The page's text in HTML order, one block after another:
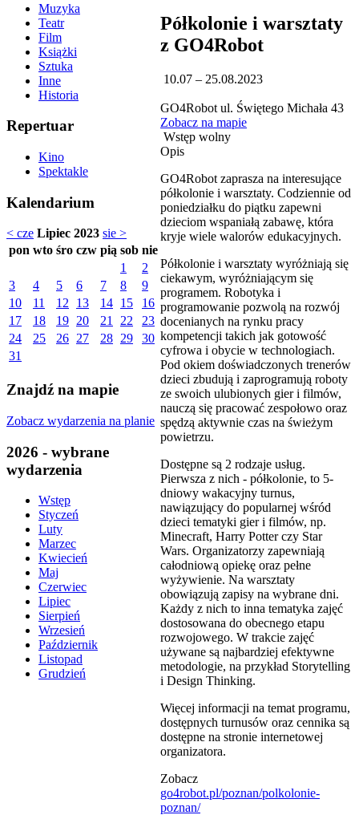
Muzyka
Teatr
Film
Książki
Sztuka
Inne
Historia
Repertuar
Kino
Spektakle
Kalendarium
< cze Lipiec 2023 sie >
pon wto śro czw pią sob nie
1
2
3
4 5 6 7 8
9
10
11 12 13 14 15
16
17
18 19 20 21 22
23
24
25 26 27 28 29
30
31
Znajdź na mapie
Zobacz wydarzenia na planie
2026 - wybrane
wydarzenia
Wstęp
Styczeń
Luty
Marzec
Kwiecień
Maj
Czerwiec
Lipiec
Sierpień
Wrzesień
Październik
Listopad
Grudzień
Półkolonie i warsztaty
z GO4Robot
10.07 – 25.08.2023
GO4Robot ul. Świętego Michała 43
Zobacz na mapie
Wstęp wolny
Opis
GO4Robot zaprasza na interesujące
półkolonie i warsztaty. Codziennie od
poniedziałku do piątku zapewni
dzieciom wspaniałą zabawę, która
kryje wiele walorów edukacyjnych.
Półkolonie i warsztaty wyróżniają się
ciekawym, wyróżniającym się
programem. Robotyka i
programowanie pozwolą na rozwój
docenianych na rynku pracy
kompetencji takich jak gotowość
cyfrowa i obycie w technologiach.
Pod okiem doświadczonych trenerów
dzieci zbudują i zaprogramują roboty
ze swoich ulubionych gier i filmów,
nauczą się pracować zespołowo oraz
spędzą aktywnie czas na świeżym
powietrzu.
Dostępne są 2 rodzaje usług.
Pierwsza z nich - półkolonie, to 5-
dniowy wakacyjny turnus,
nawiązujący do popularnej wśród
dzieci tematyki gier i filmów, np.
Minecraft, Harry Potter czy Star
Wars. Organizatorzy zapewniają
całodniową opiekę oraz pełne
wyżywienie. Na warsztaty
obowiązują zapisy na wybrane dni.
Każdy z nich to inna tematyka zajęć
dostosowana do obecnego etapu
rozwojowego. W trakcie zajęć
używane są najbardziej efektywne
metodologie, na przykład Storytelling
i Design Thinking.
Więcej informacji na temat programu,
dostępnych turnusów oraz cennika są
dostępne na stronie internetowej
organizatora.
Zobacz
go4robot.pl/poznan/polkolonie-
poznan/